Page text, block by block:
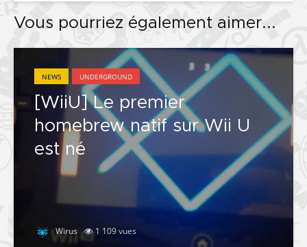
Vous pourriez également aimer...
NEWS UNDERGROUND
[WiiU] Le premier
homebrew natif sur Wii U
est né
Wirus 1 109 vues